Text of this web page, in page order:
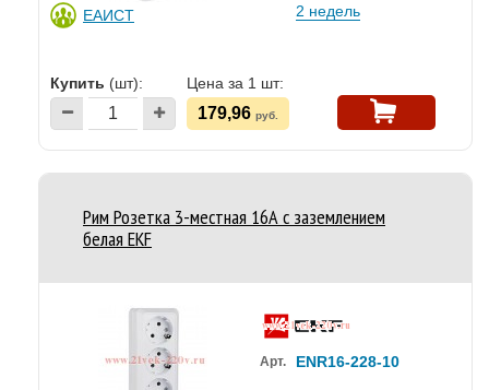
ЕАИСТ
2 недель
Купить (шт): Цена за 1 шт:
179,96 руб.
Рим Розетка 3-местная 16А с заземлением
белая EKF
Арт. ENR16-228-10